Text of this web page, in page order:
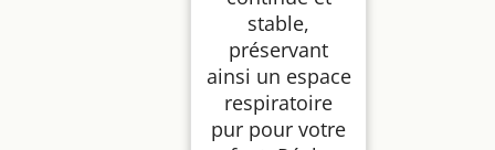
stable,
préservant
ainsi un espace
respiratoire
pur pour votre